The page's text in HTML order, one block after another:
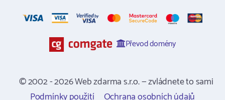
Převod domény
© 2002 - 2026 Web zdarma s.r.o. — zvládnete to sami